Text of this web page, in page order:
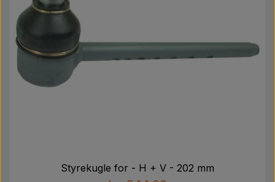
Styrekugle for - H + V - 202 mm